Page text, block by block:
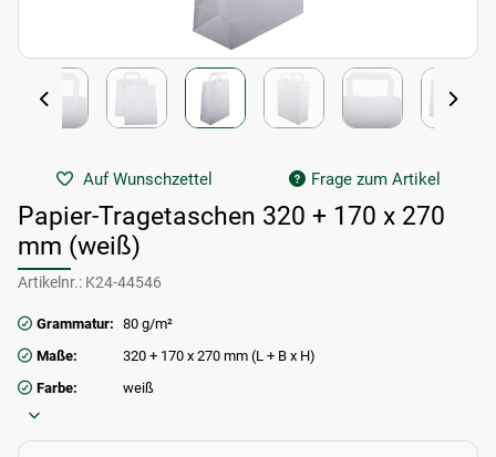
Auf Wunschzettel Frage zum Artikel
Papier-Tragetaschen 320 + 170 x 270
mm (weiß)
Artikelnr.: K24-44546
Grammatur: 80 g/m²
Maße:
320 + 170 x 270 mm (L + B x H)
Farbe:
weiß